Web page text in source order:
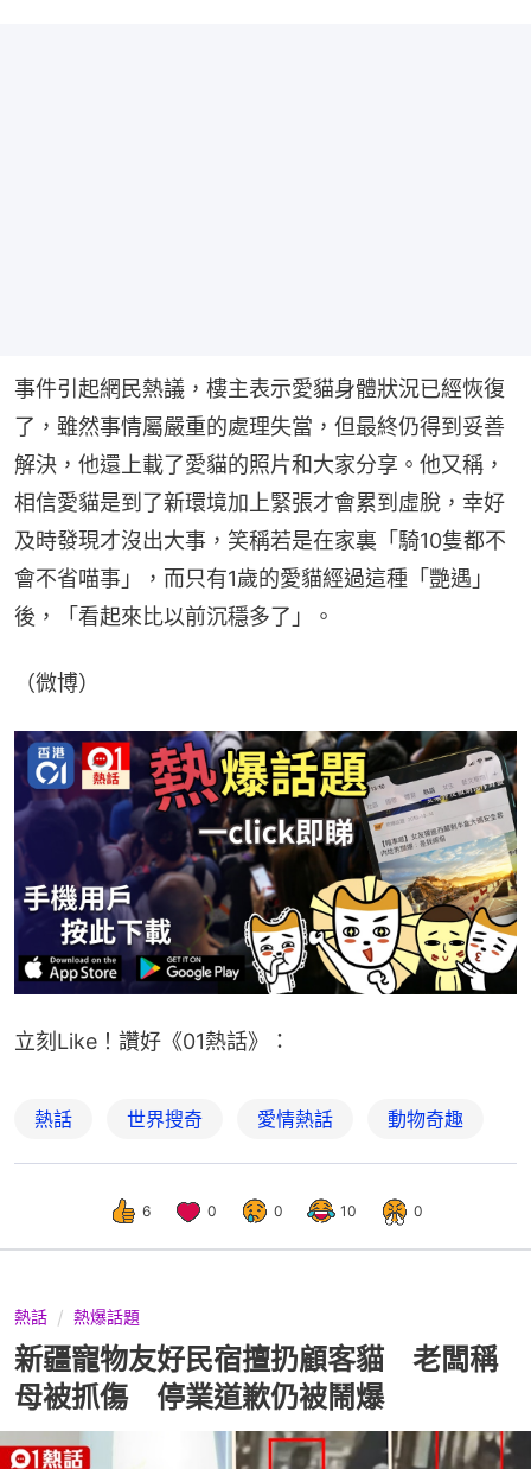
事件引起網民熱議，樓主表示愛貓身體狀況已經恢復
了，雖然事情屬嚴重的處理失當，但最終仍得到妥善
解決，他還上載了愛貓的照片和大家分享。他又稱，
相信愛貓是到了新環境加上緊張才會累到虛脫，幸好
及時發現才沒出大事，笑稱若是在家裏「騎10隻都不
會不省喵事」，而只有1歲的愛貓經過這種「艷遇」
後，「看起來比以前沉穩多了」。
（微博）
立刻Like！讚好《01熱話》：
熱話 世界搜奇 愛情熱話 動物奇趣
6 0 0 10 0
熱話 熱爆話題
新疆寵物友好民宿擅扔顧客貓 老闆稱
母被抓傷 停業道歉仍被鬧爆